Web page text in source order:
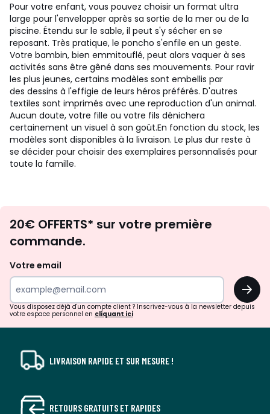
Pour votre enfant, vous pouvez choisir un format ultra
large pour l'envelopper après sa sortie de la mer ou de la
piscine. Étendu sur le sable, il peut s'y sécher en se
reposant. Très pratique, le poncho s'enfile en un geste.
Votre bambin, bien emmitouflé, peut alors vaquer à ses
activités sans être gêné dans ses mouvements. Pour ravir
les plus jeunes, certains modèles sont embellis par
des dessins à l'effigie de leurs héros préférés. D'autres
textiles sont imprimés avec une reproduction d'un animal.
Aucun doute, votre fille ou votre fils dénichera
certainement un visuel à son goût.En fonction du stock, les
modèles sont disponibles à la livraison. Le plus dur reste à
se décider pour choisir des exemplaires personnalisés pour
toute la famille.
d'inspirations
surprises?
20€ OFFERTS* sur votre première
commande.
Votre email
OK
Vous disposez déjà d'un compte client ? Inscrivez-vous à la newsletter depuis
votre espace personnel en cliquant ici
LIVRAISON RAPIDE ET SUR MESURE !
RETOURS GRATUITS ET RAPIDES